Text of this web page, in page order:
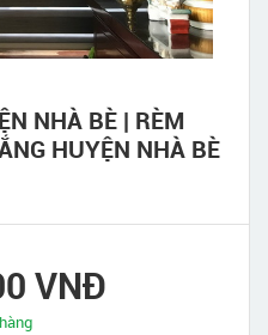
NHÀ BÈ | RÈM
HUYỆN NHÀ BÈ
VNĐ